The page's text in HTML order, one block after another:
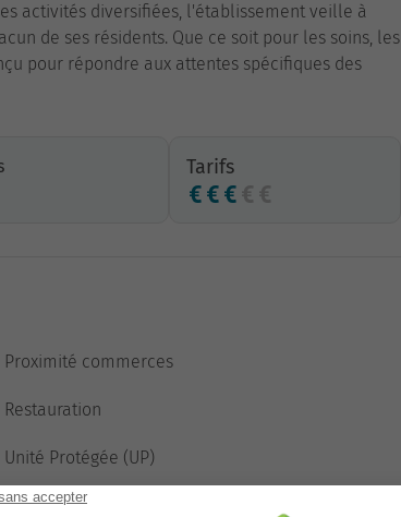
activités diversifiées, l'établissement veille à
de ses résidents. Que ce soit pour les soins, les
pour répondre aux attentes spécifiques des
Tarifs
Proximité commerces
Restauration
Unité Protégée (UP)
Animations